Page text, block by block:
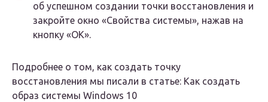
об успешном создании точки восстановления и
закройте окно «Свойства системы», нажав на
кнопку «ОК».
Подробнее о том, как создать точку
восстановления мы писали в статье: Как создать
образ системы Windows 10